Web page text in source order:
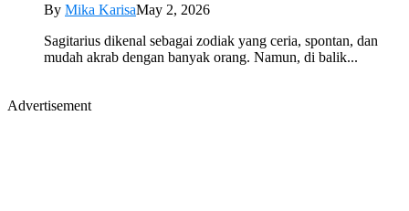
By Mika KarisaMay 2, 2026
Sagitarius dikenal sebagai zodiak yang ceria, spontan, dan
mudah akrab dengan banyak orang. Namun, di balik...
Advertisement